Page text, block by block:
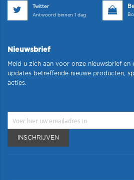
Twitter
Antwoord binnen 1 dag
Nieuwsbrief
Meld u zich aan voor onze nieuwsbrief en
updates betreffende nieuwe producten,
acties.
INSCHRIJVEN